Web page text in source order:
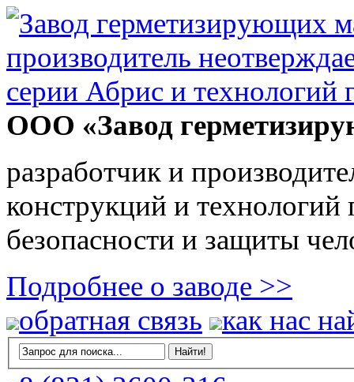
ООО «Завод
разработчик и
конструкций и
безопасности и защиты
Подробнее о заводе >>
обратная связь
как нас